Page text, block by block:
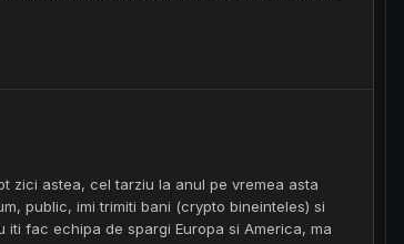
zici astea, cel tarziu la anul pe vremea asta
public, imi trimiti bani (crypto bineinteles) si
fac echipa de spargi Europa si America, ma